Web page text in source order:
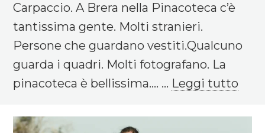
Carpaccio. A Brera nella Pinacoteca c’è
tantissima gente. Molti stranieri.
Persone che guardano vestiti.Qualcuno
guarda i quadri. Molti fotografano. La
pinacoteca è bellissima.... ... Leggi tutto